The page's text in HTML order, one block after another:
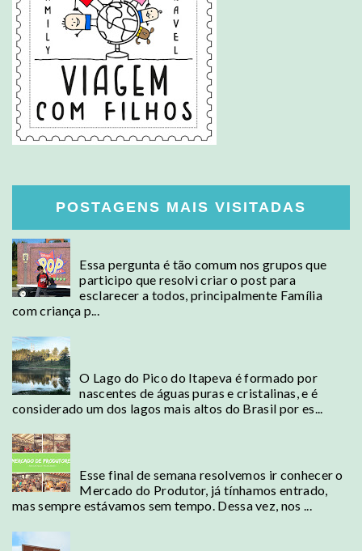
POSTAGENS MAIS VISITADAS
Essa pergunta é tão comum nos grupos que
participo que resolvi criar o post para
esclarecer a todos, principalmente Família
com criança p...
O Lago do Pico do Itapeva é formado por
nascentes de águas puras e cristalinas, e é
considerado um dos lagos mais altos do Brasil por es...
Esse final de semana resolvemos ir conhecer o
Mercado do Produtor, já tínhamos entrado,
mas sempre estávamos sem tempo. Dessa vez, nos ...